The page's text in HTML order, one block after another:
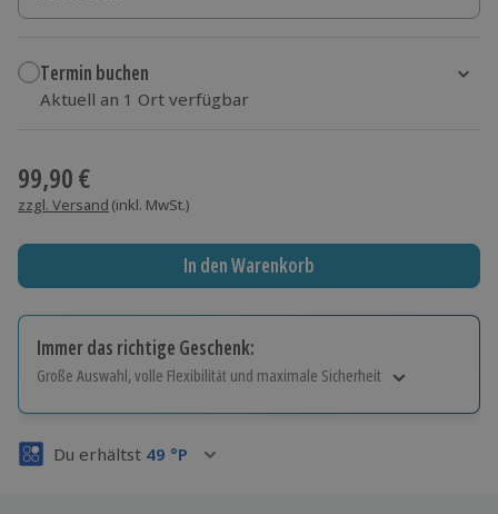
Termin buchen
Aktuell an 1 Ort verfügbar
99,90 €
zzgl. Versand (inkl. MwSt.)
In den Warenkorb
Immer das richtige Geschenk:
Große Auswahl, volle Flexibilität und maximale Sicherheit
Volle Flexibilität
Du erhältst 49 °P